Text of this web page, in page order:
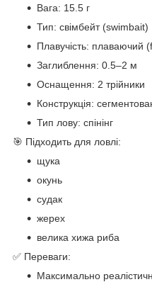
Вага: 15.5 г
Тип: свімбейт (swimbait)
Плавучість: плаваючий
Заглиблення: 0.5–2 м
Оснащення: 2 трійники
Конструкція:
Тип лову: спінінг
🎯 Підходить для ловлі:
щука
окунь
судак
жерех
велика хижа риба
✅ Переваги:
Максимально